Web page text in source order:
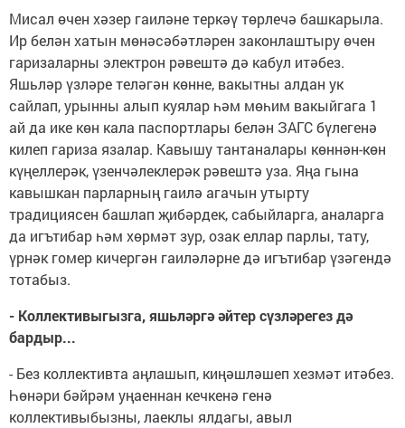
Мисал өчен хәзер гаиләне теркәү төрлечә башкарыла.
Ир белән хатын мөнәсәбәтләрен законлаштыру өчен
гаризаларны электрон рәвештә дә кабул итәбез.
Яшьләр үзләре теләгән көнне, вакытны алдан ук
сайлап, урынны алып куялар һәм мөһим вакыйгага 1
ай да ике көн кала паспортлары белән ЗАГС бүлегенә
килеп гариза язалар. Кавышу тантаналары көннән-көн
күңеллерәк, үзенчәлеклерәк рәвештә уза. Яңа гына
кавышкан парларның гаилә агачын утырту
традициясен башлап җибәрдек, сабыйларга, аналарга
да игътибар һәм хөрмәт зур, озак еллар парлы, тату,
үрнәк гомер кичергән гаиләләрне дә игътибар үзәгендә
тотабыз.
- Коллективыгызга, яшьләргә әйтер сүзләрегез дә
бардыр...
- Без коллективта аңлашып, киңәшләшеп хезмәт итәбез.
Һөнәри бәйрәм уңаеннан кечкенә генә
коллективыбызны, лаеклы ялдагы, авыл